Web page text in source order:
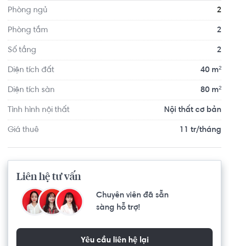
đầy đủ các tiện ích về y tế, giáo dục và giải trí.
Phòng ngủ 2
Phòng tắm 2
Số tầng 2
Diện tích đất 40 m²
Diện tích sàn 80 m²
Tình hình nội thất Nội thất cơ bản
Giá thuê 11 tr/tháng
Liên hệ tư vấn
Chuyên viên đã sẵn
sàng hỗ trợ!
Yêu cầu liên hệ lại